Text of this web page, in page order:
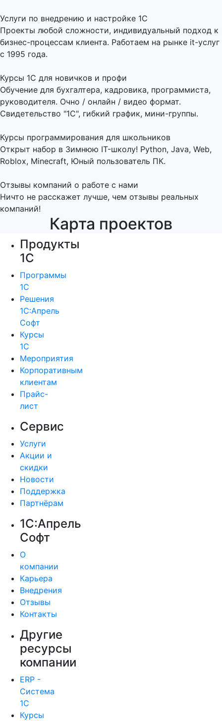
Услуги по внедрению и настройке 1С
Проекты любой сложности, индивидуальный подход к
бизнес-процессам клиента. Работаем на рынке it-услуг
с 1995 года.
Курсы 1С для новичков и профи
Обучение для бухгалтера, кадровика, программиста,
руководителя. Очно / онлайн / видео формат.
Свидетельство "1С", гибкий график, мини-группы.
Курсы программирования для школьников
Открыт набор в Зимнюю IT-школу! Python, Java, Web,
Roblox, Minecraft, Юный пользователь ПК.
Отзывы компаний о работе с нами
Ничто не расскажет лучше, чем отзывы реальных
компаний!
Карта проектов
Продукты
1С
Программы
1С
Решения
1С:Апрель
Софт
Курсы
1С
Мероприятия
Корпоративным
клиентам
Прайс-
лист
Сервис
Услуги
Акции и
скидки
Новости
Поддержка
Партнёрам
1С:Апрель
Софт
О
компании
Карьера
Внедрения
Отзывы
Контакты
Другие
ресурсы
компании
ERP -
Система
1С
Курсы